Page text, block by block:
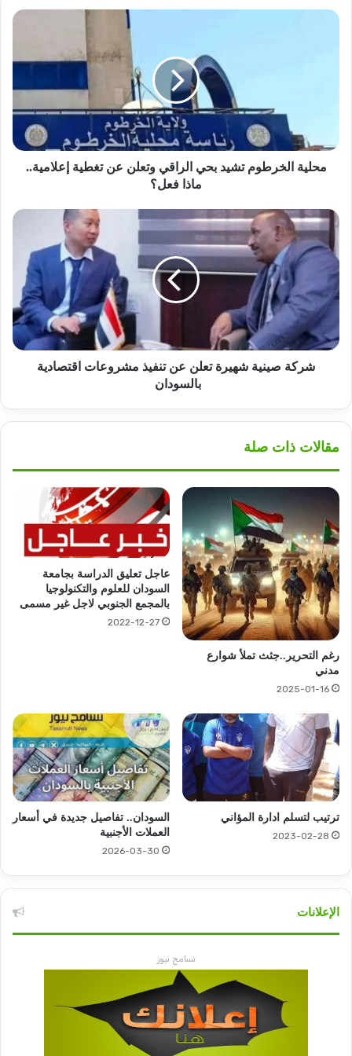
محلية
إعلامية..
ماذامحلية الخرطوم تشيد بحي الراقي وتعلن عن تغطية إعلامية..
ماذا فعل؟
شركة
صينية
شهيرة
عن
تنفيذ
مشروعات
اقتصادية
بالسودان
شركة صينية شهيرة تعلن عن تنفيذ مشروعات اقتصادية
بالسودان
مقالات ذات صلة
رغم التحرير..جثث تملأ شوارع
مدني
2025-01-16
عاجل تعليق الدراسة بجامعة
السودان للعلوم والتكنولوجيا
بالمجمع الجنوبي لاجل غير مسمى
2022-12-27
ترتيب لتسلم ادارة المؤاني
2023-02-28
السودان.. تفاصيل جديدة في أسعار
العملات الأجنبية
2026-03-30
الإعلانات
تسامح نيوز